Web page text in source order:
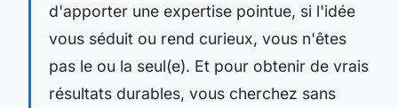
d'apporter une expertise pointue, si l'idée
vous séduit ou rend curieux, vous n'êtes
pas le ou la seul(e). Et pour obtenir de vrais
résultats durables, vous cherchez sans